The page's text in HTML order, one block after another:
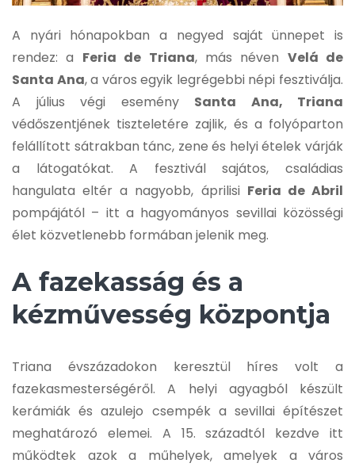
A nyári hónapokban a negyed saját ünnepet is
rendez: a Feria de Triana, más néven Velá de
Santa Ana, a város egyik legrégebbi népi fesztiválja.
A július végi esemény Santa Ana, Triana
védőszentjének tiszteletére zajlik, és a folyóparton
felállított sátrakban tánc, zene és helyi ételek várják
a látogatókat. A fesztivál sajátos, családias
hangulata eltér a nagyobb, áprilisi Feria de Abril
pompájától – itt a hagyományos sevillai közösségi
élet közvetlenebb formában jelenik meg.
A fazekasság és a
kézművesség központja
Triana évszázadokon keresztül híres volt a
fazekasmesterségéről. A helyi agyagból készült
kerámiák és azulejo csempék a sevillai építészet
meghatározó elemei. A 15. századtól kezdve itt
működtek azok a műhelyek, amelyek a város